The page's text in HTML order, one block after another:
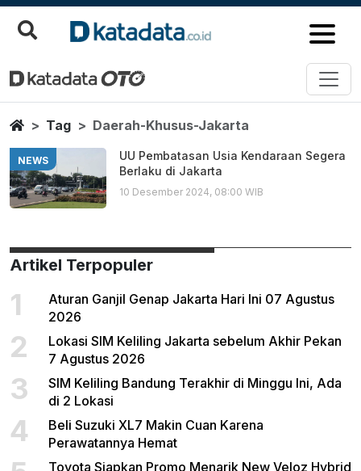
Daerah Khusus Jakarta
Berita Terbaru
HomeTag Daerah-Khusus-Jakarta
NEWS
UU Pembatasan Usia Kendaraan Segera
Berlaku di Jakarta
10 Desember 2024, 08:00 WIB
Artikel Terpopuler
1
Aturan Ganjil Genap Jakarta Hari Ini 07 Agustus
2026
2
Lokasi SIM Keliling Jakarta sebelum Akhir Pekan
7 Agustus 2026
3
SIM Keliling Bandung Terakhir di Minggu Ini, Ada
di 2 Lokasi
4
Beli Suzuki XL7 Makin Cuan Karena
Perawatannya Hemat
Toyota Siapkan Promo Menarik New Veloz Hybrid